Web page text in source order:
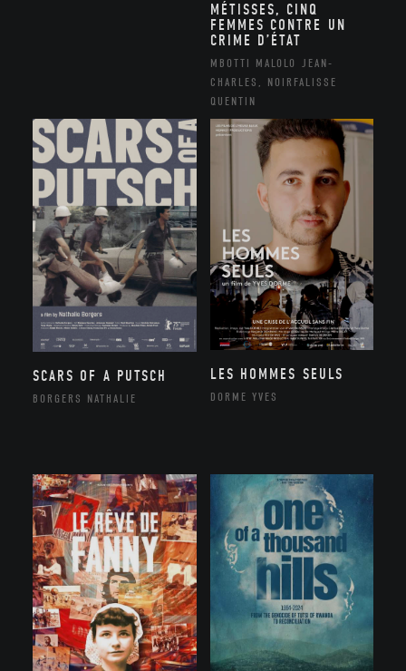
MÉTISSES, CINQ
FEMMES CONTRE UN
CRIME D’ÉTAT
MBOTTI MALOLO JEAN-
CHARLES, NOIRFALISSE
QUENTIN
SCARS OF A PUTSCH
BORGERS NATHALIE
LES HOMMES SEULS
DORME YVES